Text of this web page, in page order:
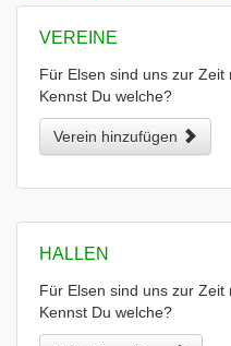
VEREINE
Für Elsen sind uns zur Zeit
Kennst Du welche?
Verein hinzufügen
HALLEN
Für Elsen sind uns zur
Kennst Du welche?